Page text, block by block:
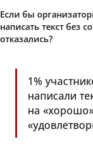
Если бы
написать текст без
отказались?
1%
написали
на